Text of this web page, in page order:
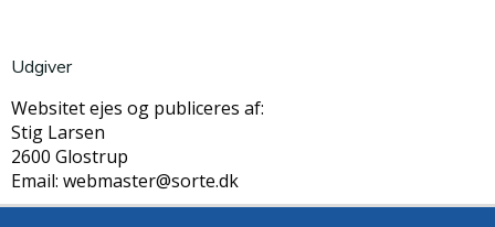
Udgiver
Websitet ejes og publiceres af:
Stig Larsen
2600 Glostrup
Email: webmaster@sorte.dk